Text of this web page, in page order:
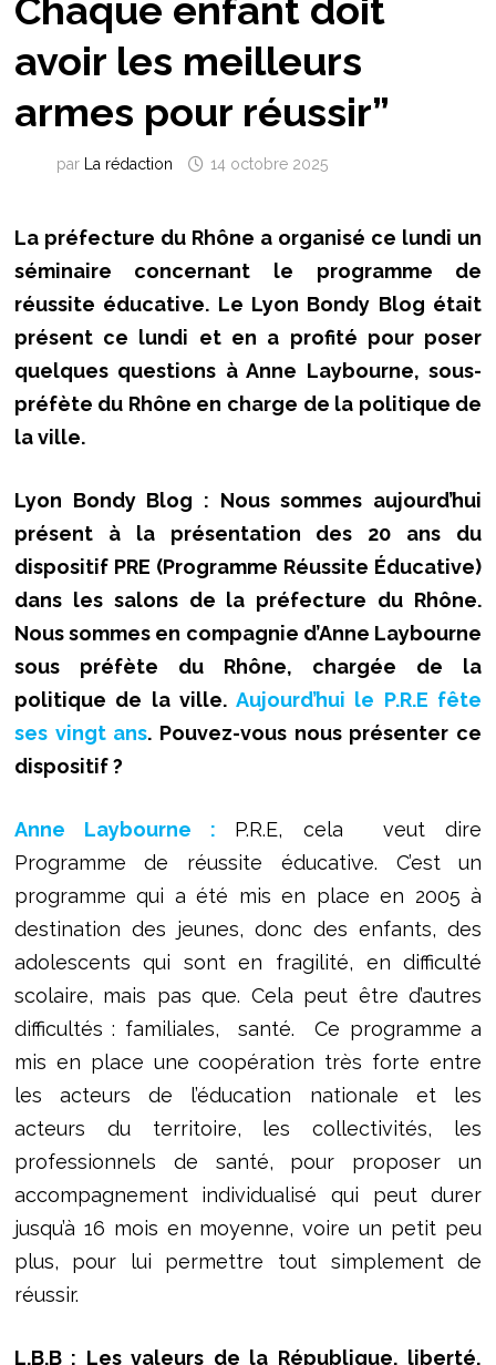
Chaque enfant doit
avoir les meilleurs
armes pour réussir”
par La rédaction 14 octobre 2025
La préfecture du Rhône a organisé ce lundi un
séminaire concernant le programme de
réussite éducative. Le Lyon Bondy Blog était
présent ce lundi et en a profité pour poser
quelques questions à Anne Laybourne, sous-
préfète du Rhône en charge de la politique de
la ville.
Lyon Bondy Blog : Nous sommes aujourd’hui
présent à la présentation des 20 ans du
dispositif PRE (Programme Réussite Éducative)
dans les salons de la préfecture du Rhône.
Nous sommes en compagnie d’Anne Laybourne
sous préfète du Rhône, chargée de la
politique de la ville. Aujourd’hui le P.R.E fête
ses vingt ans. Pouvez-vous nous présenter ce
dispositif ?
Anne Laybourne :
P.R.E, cela veut dire
Programme de réussite éducative. C’est un
programme qui a été mis en place en 2005 à
destination des jeunes, donc des enfants, des
adolescents qui sont en fragilité, en difficulté
scolaire, mais pas que. Cela peut être d’autres
difficultés : familiales, santé. Ce programme a
mis en place une coopération très forte entre
les acteurs de l’éducation nationale et les
acteurs du territoire, les collectivités, les
professionnels de santé, pour proposer un
accompagnement individualisé qui peut durer
jusqu’à 16 mois en moyenne, voire un petit peu
plus, pour lui permettre tout simplement de
réussir.
L.B.B : Les valeurs de la République, liberté,